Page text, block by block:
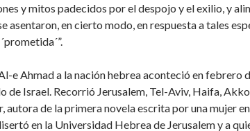
y mitos padecidos por el despojo y el exilio, y
asentaron, en cierto modo, en respuesta a tales
e Ahmad a la nación hebrea aconteció en febrero
de Israel. Recorrió Jerusalem, Tel-Aviv, Haifa,
autora de la primera novela escrita por una mujer
en la Universidad Hebrea de Jerusalem y a